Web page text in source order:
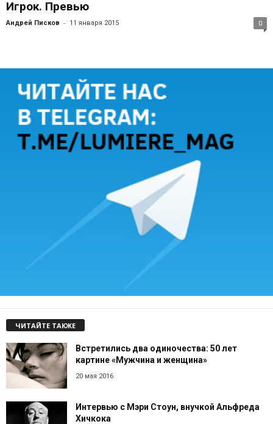
Игрок. Превью
Андрей Писков - 11 января 2015 0
ЧИТАЙТЕ ТАКЖЕ
Встретились два одиночества: 50 лет
картине «Мужчина и женщина»
20 мая 2016
Интервью с Мэри Стоун, внучкой Альфреда
Хичкока